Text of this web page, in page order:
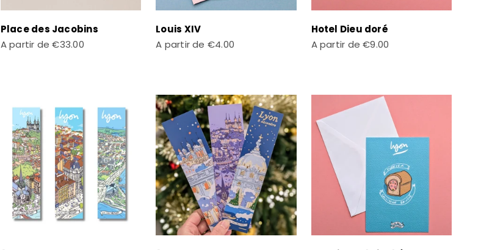
Place des Jacobins
Prix de vente
A partir de€33.00
Louis XIV
Prix de vente
A partir de €4.00
Hotel Dieu doré
Prix de vente
A partir de€9.00